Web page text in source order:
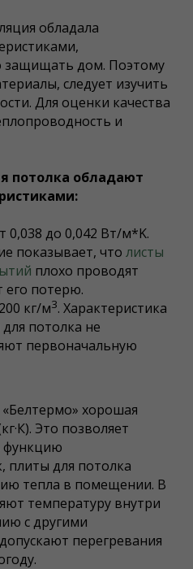
обладала
дом. Поэтому
следует изучить
Для оценки качества
и
потолка обладают
0,038 до 0,042 Вт/м*K.
показывает, что листы
плохо проводят
его потерю.
кг/м3. Характеристика
потолка не
первоначальную
хорошая
Это позволяет
функцию
плиты для потолка
тепла в помещении. В
температуру внутри
с другими
перегревания